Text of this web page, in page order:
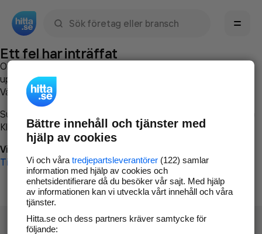
Ett fel har inträffat
Om du vill kan du
uppstod så att vi lättare och snabbare kan avhjälpa det.
Vänligen försök med följande:
Surfa till
Klicka påTillbaka-knappen i webbläsaren och försök igen
Vi beklagar besväret!
Till startsidan
Bättre innehåll och tjänster med
hjälp av cookies
Vi och våra tredjepartsleverantörer(122) samlar
information med hjälp av cookies och
enhetsidentifierare då du besöker vår sajt. Med hjälp
av informationen kan vi utveckla vårt innehåll och våra
tjänster.
Hitta.se och dess partners kräver samtycke för
följande: